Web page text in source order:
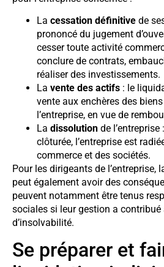
La cessation définitive de
prononcé du jugement
cesser toute activité
conclure de contrats,
réaliser des investissements.
La vente des actifs : le
vente aux enchères des
l’entreprise, en vue de
La dissolution de
clôturée, l’entreprise est
commerce et des sociétés.
Pour les dirigeants de
peut également avoir des
peuvent notamment être tenus
sociales si leur gestion a
d’insolvabilité.
Se préparer et